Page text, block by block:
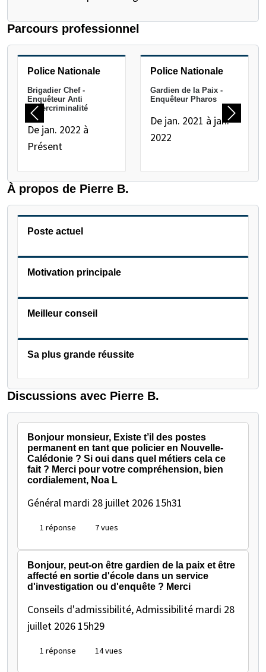
Parcours professionnel
METTEZ EN PAUSE LE CARROUSEL SUIVANT
Police Nationale
Brigadier Chef -
Enquêteur Anti
Cybercriminalité
De jan. 2022 à
Présent
Police Nationale
Gardien de la Paix -
Enquêteur Pharos
De jan. 2021 à jan.
2022
Précédent Suivant
À propos de Pierre B.
Poste actuel
Motivation principale
Meilleur conseil
Sa plus grande réussite
Discussions avec Pierre B.
Bonjour monsieur, Existe t’il des postes
permanent en tant que policier en Nouvelle-
Calédonie ? Si oui dans quel métiers cela ce
fait ? Merci pour votre compréhension, bien
cordialement, Noa L
Général mardi 28 juillet 2026 15h31
1 réponse 7 vues
Bonjour, peut-on être gardien de la paix et être
affecté en sortie d'école dans un service
d'investigation ou d'enquête ? Merci
Conseils d'admissibilité, Admissibilité mardi 28
juillet 2026 15h29
1 réponse 14 vues